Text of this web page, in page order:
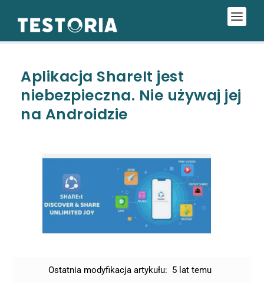
Aplikacja ShareIt jest
niebezpieczna. Nie używaj jej
na Androidzie
Ostatnia modyfikacja artykułu: 5 lat temu